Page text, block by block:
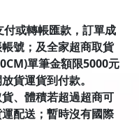
或轉帳匯款，訂單成
號；及全家超商取貨
單筆金額限5000元
貨運貨到付款。
、體積若超過超商可
配送；暫時沒有國際